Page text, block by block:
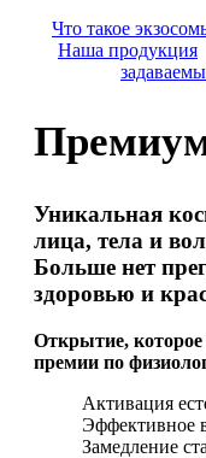
Что такое
Наша продукция
Уникальная
лица, тела и
Больше нет
здоровью и
Открытие, которое
премии по
Активация
Эффективное
Замедление